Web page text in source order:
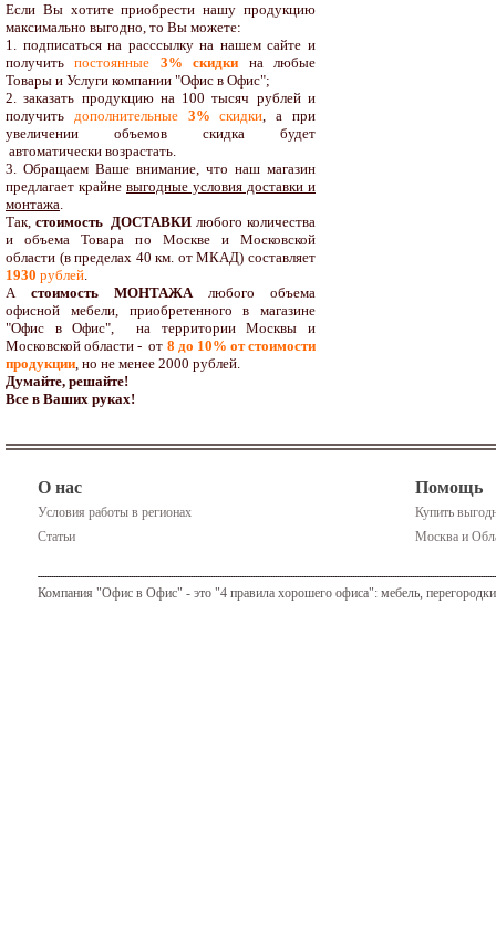
Если Вы хотите приобрести нашу продукцию
максимально выгодно, то Вы можете:
1. подписаться на расссылку на нашем сайте и
получитьпостоянные 3% скидки на любые
Товары и Услуги компании "Офис в Офис";
2. заказать продукцию на 100 тысяч рублей и
получить дополнительные3% скидки, а при
увеличении объемов скидка будет
автоматически возрастать.
3. Обращаем Ваше внимание, что наш магазин
предлагает крайне выгодные условия доставки и
монтажа.
Так, стоимость ДОСТАВКИлюбого количества
и объема Товара по Москве и Московской
области (в пределах 40 км. от МКАД) составляет
1930 рублей.
А стоимость МОНТАЖАлюбого объема
офисной мебели, приобретенного в магазине
"Офис в Офис", на территории Москвы и
Московской области - от 8 до 10% от стоимости
продукции, но не менее 2000 рублей.
Думайте, решайте!
Все в Ваших руках!
О нас
Условия работы в регионах
Статьи
Помощь
Купить
Москва и
Компания "Офис в Офис" - это "4 правила хорошего офиса": мебель,